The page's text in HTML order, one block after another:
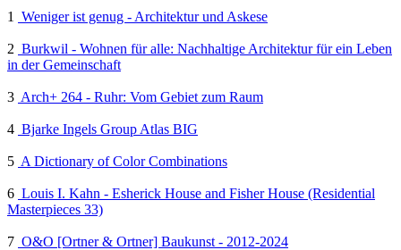
1
Weniger ist genug - Architektur und Askese
2 Burkwil - Wohnen für alle: Nachhaltige Architektur für ein Leben
in der Gemeinschaft
3 Arch+ 264 - Ruhr: Vom Gebiet zum Raum
4 Bjarke Ingels Group Atlas BIG
5 A Dictionary of Color Combinations
6 Louis I. Kahn - Esherick House and Fisher House (Residential
Masterpieces 33)
7 O&O [Ortner & Ortner] Baukunst - 2012-2024